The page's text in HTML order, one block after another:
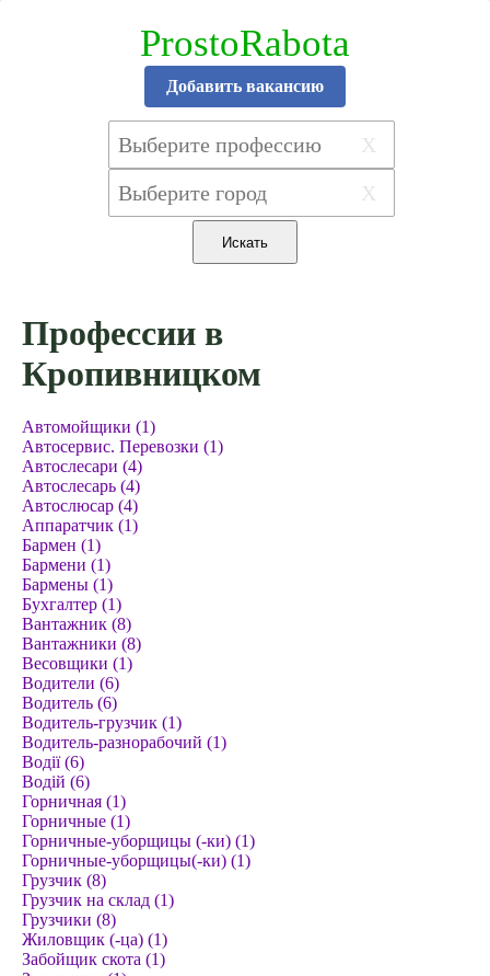
ProstoRabota
Добавить вакансию
X
X
Профессии в
Кропивницком
Автомойщики (1)
Автосервис. Перевозки (1)
Автослесари (4)
Автослесарь (4)
Автослюсар (4)
Аппаратчик (1)
Бармен (1)
Бармени (1)
Бармены (1)
Бухгалтер (1)
Вантажник (8)
Вантажники (8)
Весовщики (1)
Водители (6)
Водитель (6)
Водитель-грузчик (1)
Водитель-разнорабочий (1)
Водії (6)
Водій (6)
Горничная (1)
Горничные (1)
Горничные-уборщицы (-ки) (1)
Горничные-уборщицы(-ки) (1)
Грузчик (8)
Грузчик на склад (1)
Грузчики (8)
Жиловщик (-ца) (1)
Забойщик скота (1)